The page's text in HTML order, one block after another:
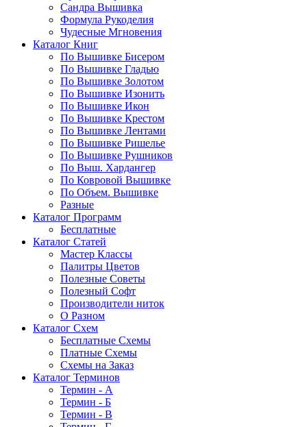
Сандра Вышивка
Формула Рукоделия
Чудесные Мгновения
Каталог Книг
По Вышивке Бисером
По Вышивке Гладью
По Вышивке Золотом
По Вышивке Изонить
По Вышивке Икон
По Вышивке Крестом
По Вышивке Лентами
По Вышивке Ришелье
По Вышивке Рушников
По Выш. Хардангер
По Ковровой Вышивке
По Объем. Вышивке
Разные
Каталог Программ
Бесплатные
Каталог Статей
Мастер Классы
Палитры Цветов
Полезные Советы
Полезный Софт
Производители ниток
О Разном
Каталог Схем
Бесплатные Схемы
Платные Схемы
Схемы на Заказ
Каталог Терминов
Термин - А
Термин - Б
Термин - В